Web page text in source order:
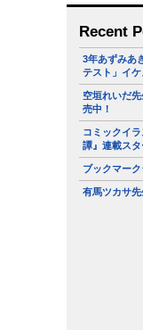
Recent
3年あずみあ
テスト」イケ
空垣れいだ
売中！
コミックイ
譚』連載スタ
ブックマー
有馬ツカサ先